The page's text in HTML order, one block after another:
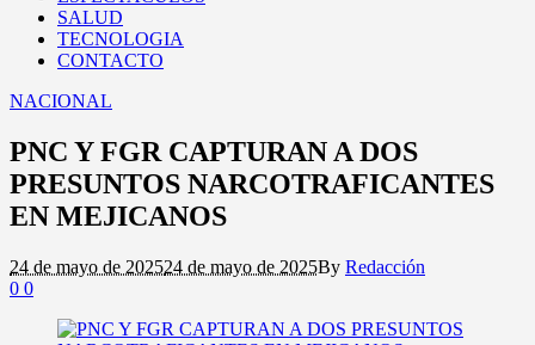
SALUD
TECNOLOGIA
CONTACTO
NACIONAL
PNC Y FGR CAPTURAN A DOS
PRESUNTOS NARCOTRAFICANTES
EN MEJICANOS
24 de mayo de 202524 de mayo de 2025By Redacción
0 0